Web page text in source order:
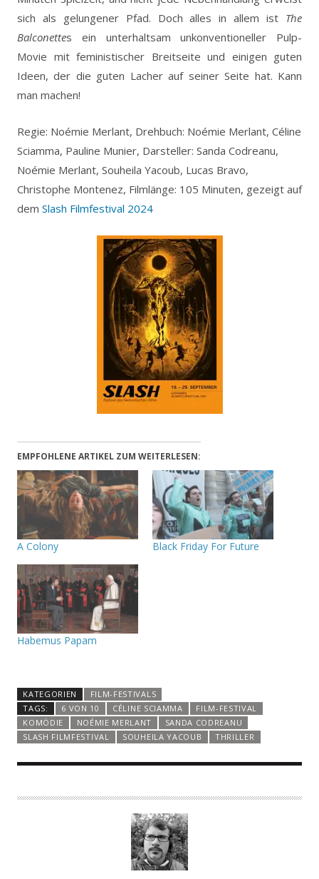
sich als gelungener Pfad. Doch alles in allem ist The
Balconettes ein unterhaltsam unkonventioneller Pulp-
Movie mit feministischer Breitseite und einigen guten
Ideen, der die guten Lacher auf seiner Seite hat. Kann
man machen!
Regie: Noémie Merlant, Drehbuch: Noémie Merlant, Céline
Sciamma, Pauline Munier, Darsteller: Sanda Codreanu,
Noémie Merlant, Souheila Yacoub, Lucas Bravo,
Christophe Montenez, Filmlänge: 105 Minuten, gezeigt auf
dem Slash Filmfestival 2024
EMPFOHLENE ARTIKEL ZUM WEITERLESEN:
A Colony Black Friday For Future
Habemus Papam
KATEGORIEN
FILM-FESTIVALS
TAGS:
6 VON 10 CÉLINE SCIAMMA
FILM-FESTIVAL
KOMÖDIE
NOÉMIE MERLANT
SANDA CODREANU
SLASH FILMFESTIVAL
SOUHEILA YACOUB THRILLER